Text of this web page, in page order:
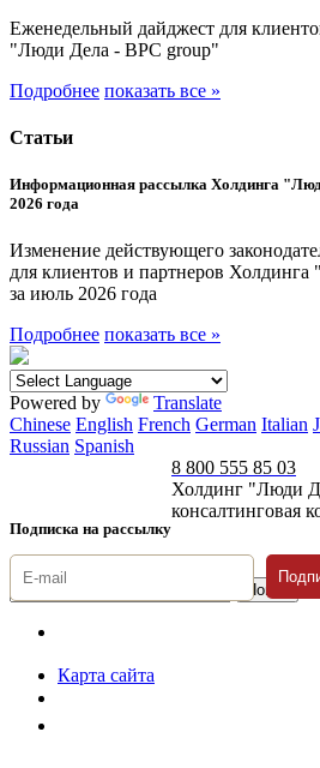
Еженедельный дайджест для
"Люди Дела - BPC group"
Подробнее показать все »
Статьи
Информационная рассылка Холдинга
2026 года
Изменение действующего
для клиентов и партнеров
за июль 2026 года
Подробнее показать все »
Powered by
Translate
Chinese English French German Italian
Russian Spanish
Подписка на рассылку
8 800 555 85 03
Холдинг "Люди
консалтинговая
Карта сайта